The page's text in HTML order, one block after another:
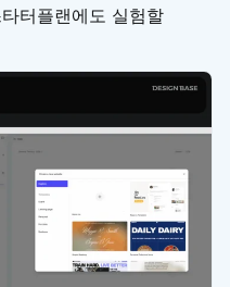
터플랜에도 실험할